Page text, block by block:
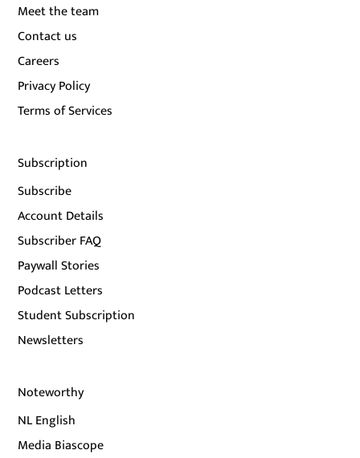
Meet the team
Contact us
Careers
Privacy Policy
Terms of Services
Subscription
Subscribe
Account Details
Subscriber FAQ
Paywall Stories
Podcast Letters
Student Subscription
Newsletters
Noteworthy
NL English
Media Biascope